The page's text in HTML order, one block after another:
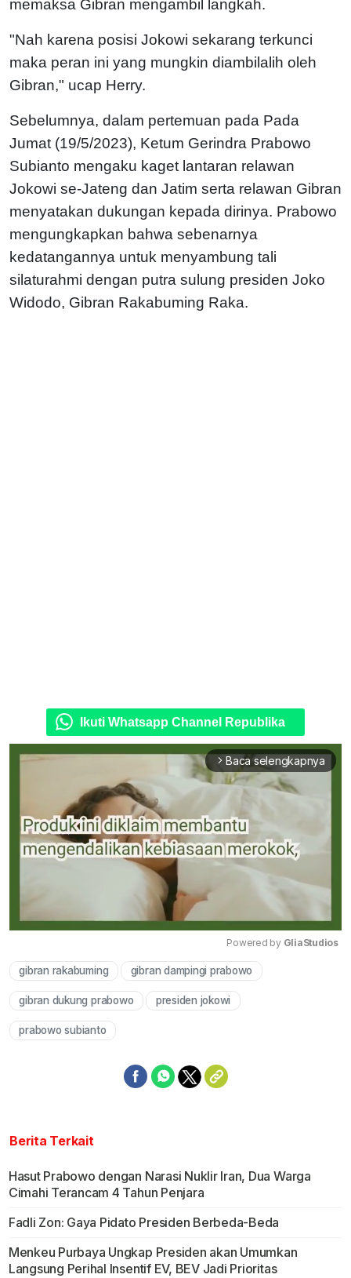
memaksa Gibran mengambil langkah.
"Nah karena posisi Jokowi sekarang terkunci
maka peran ini yang mungkin diambilalih oleh
Gibran," ucap Herry.
Sebelumnya, dalam pertemuan pada Pada
Jumat (19/5/2023), Ketum Gerindra Prabowo
Subianto mengaku kaget lantaran relawan
Jokowi se-Jateng dan Jatim serta relawan Gibran
menyatakan dukungan kepada dirinya. Prabowo
mengungkapkan bahwa sebenarnya
kedatangannya untuk menyambung tali
silaturahmi dengan putra sulung presiden Joko
Widodo, Gibran Rakabuming Raka.
Ikuti Whatsapp Channel Republika
arrow_forward_ios Baca selengkapnya
Powered by GliaStudios
gibran rakabuming gibran dampingi prabowo
gibran dukung prabowo presiden jokowi
prabowo subianto
Berita Terkait
Hasut Prabowo dengan Narasi Nuklir Iran, Dua Warga
Cimahi Terancam 4 Tahun Penjara
Fadli Zon: Gaya Pidato Presiden Berbeda-Beda
Menkeu Purbaya Ungkap Presiden akan Umumkan
Langsung Perihal Insentif EV, BEV Jadi Prioritas